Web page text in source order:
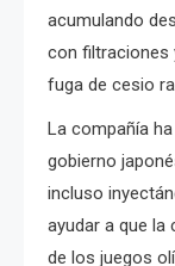
acumulando
con filtraciones
fuga de cesio
La compañía
gobierno
incluso
ayudar a que la
de los juegos